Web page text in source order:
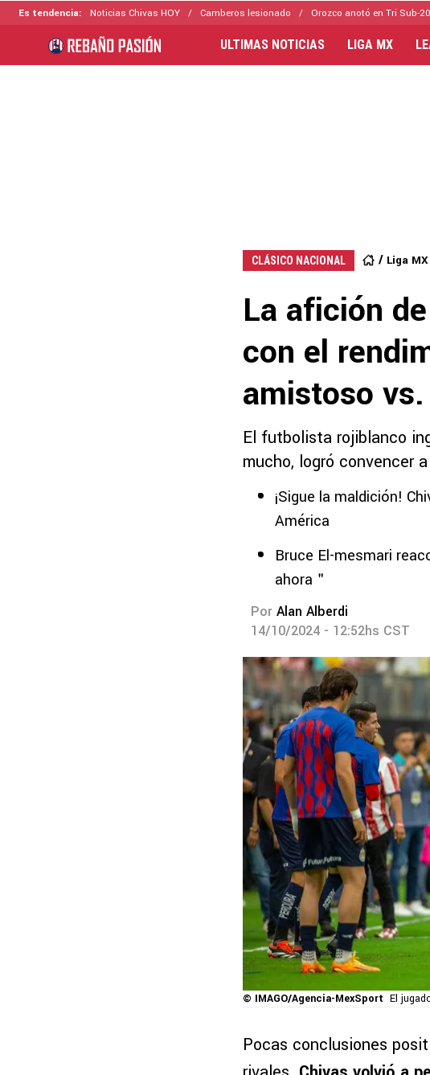
Es tendencia: Noticias Chivas HOY Camberos lesionado Orozco anotó en Tri Sub-20
ULTIMAS NOTICIAS LIGA MX
CLÁSICO NACIONAL Liga
La afición
con el
amistoso
El futbolista rojiblanco
mucho, logró convencer
¡Sigue la maldición!
América
Bruce El-mesmari
ahora＂
Por Alan Alberdi
14/10/2024 - 12:52hs CST
© IMAGO/Agencia-MexSport El
Pocas conclusiones